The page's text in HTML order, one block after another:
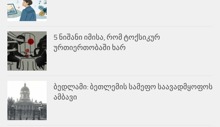
5 ნიშანი იმისა, რომ ტოქსიკურ
ურთიერთობაში ხარ
ბედლამი: ბეთლემის სამეფო საავადმყოფოს
ამბავი